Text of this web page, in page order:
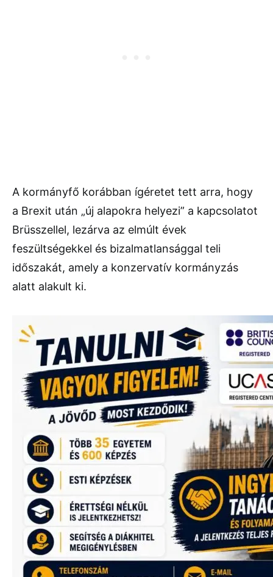
A kormányfő korábban ígéretet tett arra, hogy
a Brexit után „új alapokra helyezi” a kapcsolatot
Brüsszellel, lezárva az elmúlt évek
feszültségekkel és bizalmatlansággal teli
időszakát, amely a konzervatív kormányzás
alatt alakult ki.